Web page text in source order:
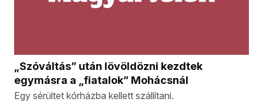
„Szóváltás” után lövöldözni kezdtek
egymásra a „fiatalok” Mohácsnál
Egy sérültet kórházba kellett szállítani.